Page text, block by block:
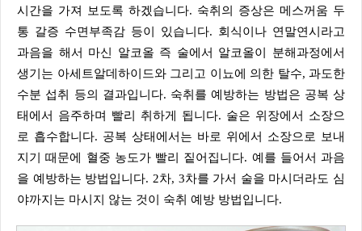
시간을 가져 보도록 하겠습니다. 숙취의 증상은 메스꺼움 두
통 갈증 수면부족감 등이 있습니다. 회식이나 연말연시라고
과음을 해서 마신 알코올 즉 술에서 알코올이 분해과정에서
생기는 아세트알데하이드와 그리고 이뇨에 의한 탈수, 과도한
수분 섭취 등의 결과입니다. 숙취를 예방하는 방법은 공복 상
태에서 음주하며 빨리 취하게 됩니다. 술은 위장에서 소장으
로 흡수합니다. 공복 상태에서는 바로 위에서 소장으로 보내
지기 때문에 혈중 농도가 빨리 짙어집니다. 예를 들어서 과음
을 예방하는 방법입니다. 2차, 3차를 가서 술을 마시더라도 심
야까지는 마시지 않는 것이 숙취 예방 방법입니다.